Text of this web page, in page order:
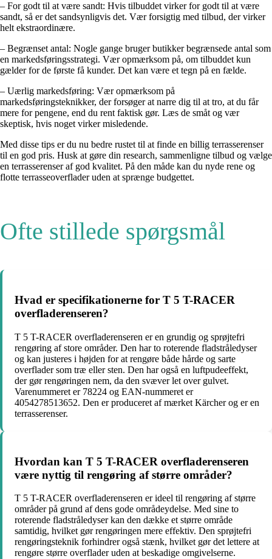
– For godt til at være sandt: Hvis tilbuddet virker for godt til at være
sandt, så er det sandsynligvis det. Vær forsigtig med tilbud, der virker
helt ekstraordinære.
– Begrænset antal: Nogle gange bruger butikker begrænsede antal som
en markedsføringsstrategi. Vær opmærksom på, om tilbuddet kun
gælder for de første få kunder. Det kan være et tegn på en fælde.
– Uærlig markedsføring: Vær opmærksom på
markedsføringsteknikker, der forsøger at narre dig til at tro, at du får
mere for pengene, end du rent faktisk gør. Læs de småt og vær
skeptisk, hvis noget virker misledende.
Med disse tips er du nu bedre rustet til at finde en billig terrasserenser
til en god pris. Husk at gøre din research, sammenligne tilbud og vælge
en terrasserenser af god kvalitet. På den måde kan du nyde rene og
flotte terrasseoverflader uden at sprænge budgettet.
Ofte stillede spørgsmål
Hvad er specifikationerne for T 5 T-RACER
overfladerenseren?
T 5 T-RACER overfladerenseren er en grundig og sprøjtefri
rengøring af store områder. Den har to roterende fladstråledyser
og kan justeres i højden for at rengøre både hårde og sarte
overflader som træ eller sten. Den har også en luftpudeeffekt,
der gør rengøringen nem, da den svæver let over gulvet.
Varenummeret er 78224 og EAN-nummeret er
4054278513652. Den er produceret af mærket Kärcher og er en
terrasserenser.
Hvordan kan T 5 T-RACER overfladerenseren
være nyttig til rengøring af større områder?
T 5 T-RACER overfladerenseren er ideel til rengøring af større
områder på grund af dens gode områdeydelse. Med sine to
roterende fladstråledyser kan den dække et større område
samtidig, hvilket gør rengøringen mere effektiv. Den sprøjtefri
rengøringsteknik forhindrer også stænk, hvilket gør det lettere at
rengøre større overflader uden at beskadige omgivelserne.